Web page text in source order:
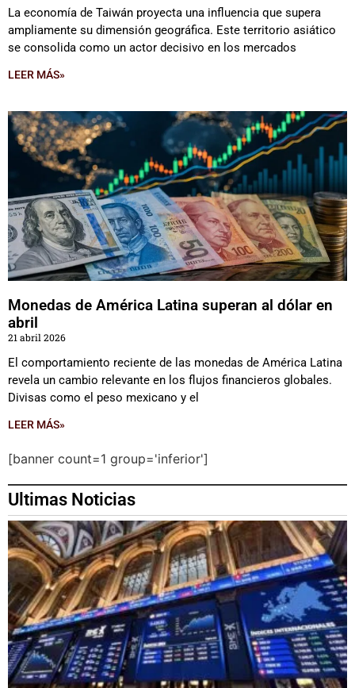
La economía de Taiwán proyecta una influencia que supera
ampliamente su dimensión geográfica. Este territorio asiático
se consolida como un actor decisivo en los mercados
LEER MÁS»
Monedas de América Latina superan al dólar en
abril
21 abril 2026
El comportamiento reciente de las monedas de América Latina
revela un cambio relevante en los flujos financieros globales.
Divisas como el peso mexicano y el
LEER MÁS»
[banner count=1 group='inferior']
Ultimas Noticias